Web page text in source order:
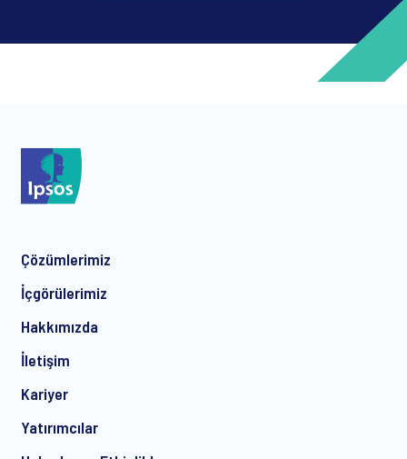
*
*
Çözümlerimiz
İçgörülerimiz
Hakkımızda
İletişim
Kariyer
Yatırımcılar